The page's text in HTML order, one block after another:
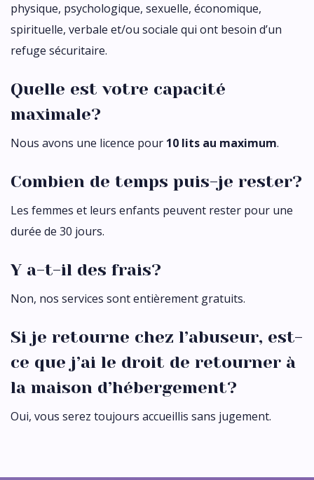
physique, psychologique, sexuelle, économique,
spirituelle, verbale et/ou sociale qui ont besoin d’un
refuge sécuritaire.
Quelle est votre capacité
maximale?
Nous avons une licence pour 10 lits au maximum.
Combien de temps puis-je rester?
Les femmes et leurs enfants peuvent rester pour une
durée de 30 jours.
Y a-t-il des frais?
Non, nos services sont entièrement gratuits.
Si je retourne chez l’abuseur, est-
ce que j’ai le droit de retourner à
la maison d’hébergement?
Oui, vous serez toujours accueillis sans jugement.